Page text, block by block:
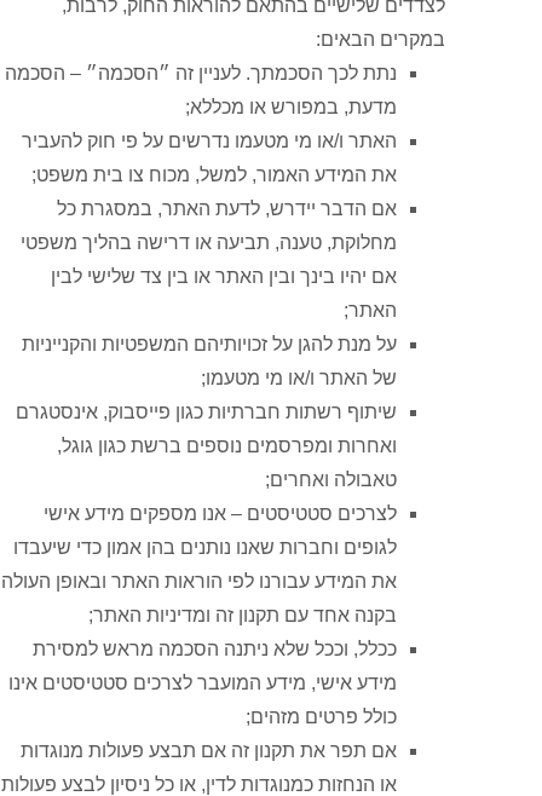
לצדדים שלישיים בהתאם להוראות החוק, לרבות,
במקרים הבאים:
נתת לכך הסכמתך. לעניין זה ״הסכמה״ – הסכמה
מדעת, במפורש או מכללא;
האתר ו/או מי מטעמו נדרשים על פי חוק להעביר
את המידע האמור, למשל, מכוח צו בית משפט;
אם הדבר יידרש, לדעת האתר, במסגרת כל
מחלוקת, טענה, תביעה או דרישה בהליך משפטי
אם יהיו בינך ובין האתר או בין צד שלישי לבין
האתר;
על מנת להגן על זכויותיהם המשפטיות והקנייניות
של האתר ו/או מי מטעמו;
שיתוף רשתות חברתיות כגון פייסבוק, אינסטגרם
ואחרות ומפרסמים נוספים ברשת כגון גוגל,
טאבולה ואחרים;
לצרכים סטטיסטים – אנו מספקים מידע אישי
לגופים וחברות שאנו נותנים בהן אמון כדי שיעבדו
את המידע עבורנו לפי הוראות האתר ובאופן העולה
בקנה אחד עם תקנון זה ומדיניות האתר;
ככלל, וככל שלא ניתנה הסכמה מראש למסירת
מידע אישי, מידע המועבר לצרכים סטטיסטים אינו
כולל פרטים מזהים;
אם תפר את תקנון זה אם תבצע פעולות מנוגדות
או הנחזות כמנוגדות לדין, או כל ניסיון לבצע פעולות